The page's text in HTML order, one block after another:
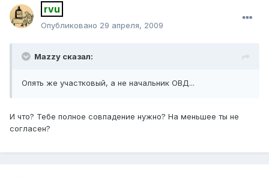
rvu
Опубликовано 29 апреля, 2009
Mazzy сказал:
Опять же участковый, а не начальник ОВД...
И что? Тебе полное совпадение нужно? На меньшее ты не
согласен?